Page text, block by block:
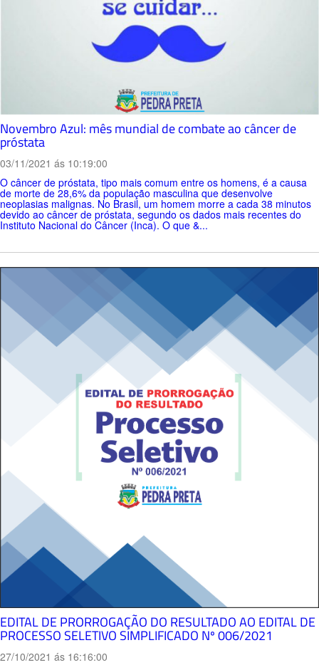
Novembro Azul: mês mundial de combate ao câncer de
próstata
03/11/2021 ás 10:19:00
O câncer de próstata, tipo mais comum entre os homens, é a causa
de morte de 28,6% da população masculina que desenvolve
neoplasias malignas. No Brasil, um homem morre a cada 38 minutos
devido ao câncer de próstata, segundo os dados mais recentes do
Instituto Nacional do Câncer (Inca). O que &...
EDITAL DE PRORROGAÇÃO DO RESULTADO AO EDITAL DE
PROCESSO SELETIVO SIMPLIFICADO Nº 006/2021
27/10/2021 ás 16:16:00